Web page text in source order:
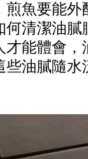
煎魚要能
何清潔油
才能體會
些油膩隨